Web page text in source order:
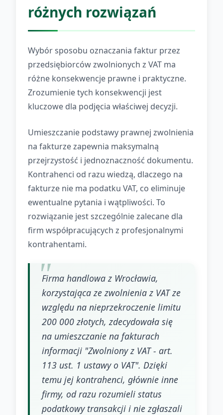
różnych rozwiązań
Wybór sposobu oznaczania faktur przez
przedsiębiorców zwolnionych z VAT ma
różne konsekwencje prawne i praktyczne.
Zrozumienie tych konsekwencji jest
kluczowe dla podjęcia właściwej decyzji.
Umieszczanie podstawy prawnej zwolnienia
na fakturze zapewnia maksymalną
przejrzystość i jednoznaczność dokumentu.
Kontrahenci od razu wiedzą, dlaczego na
fakturze nie ma podatku VAT, co eliminuje
ewentualne pytania i wątpliwości. To
rozwiązanie jest szczególnie zalecane dla
firm współpracujących z profesjonalnymi
kontrahentami.
Firma handlowa z Wrocławia,
korzystająca ze zwolnienia z VAT ze
względu na nieprzekroczenie limitu
200 000 złotych, zdecydowała się
na umieszczanie na fakturach
informacji "Zwolniony z VAT - art.
113 ust. 1 ustawy o VAT". Dzięki
temu jej kontrahenci, głównie inne
firmy, od razu rozumieli status
podatkowy transakcji i nie zgłaszali